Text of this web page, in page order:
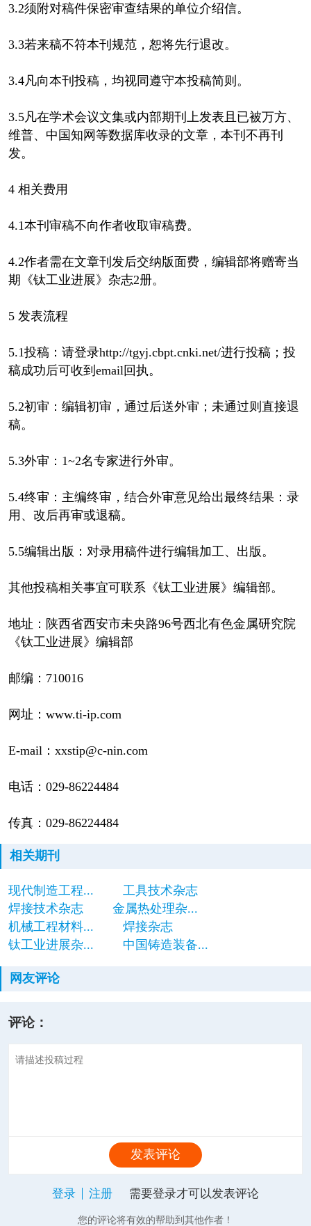
3.2须附对稿件保密审查结果的单位介绍信。
3.3若来稿不符本刊规范，恕将先行退改。
3.4凡向本刊投稿，均视同遵守本投稿简则。
3.5凡在学术会议文集或内部期刊上发表且已被万方、
维普、中国知网等数据库收录的文章，本刊不再刊
发。
4 相关费用
4.1本刊审稿不向作者收取审稿费。
4.2作者需在文章刊发后交纳版面费，编辑部将赠寄当
期《钛工业进展》杂志2册。
5 发表流程
5.1投稿：请登录http://tgyj.cbpt.cnki.net/进行投稿；投
稿成功后可收到email回执。
5.2初审：编辑初审，通过后送外审；未通过则直接退
稿。
5.3外审：1~2名专家进行外审。
5.4终审：主编终审，结合外审意见给出最终结果：录
用、改后再审或退稿。
5.5编辑出版：对录用稿件进行编辑加工、出版。
其他投稿相关事宜可联系《钛工业进展》编辑部。
地址：陕西省西安市未央路96号西北有色金属研究院
《钛工业进展》编辑部
邮编：710016
网址：www.ti-ip.com
E-mail：xxstip@c-nin.com
电话：029-86224484
传真：029-86224484
相关期刊
现代制造工程...
工具技术杂志
焊接技术杂志
金属热处理杂...
机械工程材料...
焊接杂志
钛工业进展杂...
中国铸造装备...
网友评论
评论：
发表评论
登录 注册 需要登录才可以发表评论
您的评论将有效的帮助到其他作者！